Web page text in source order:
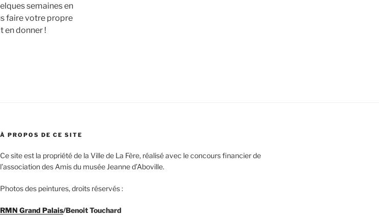
semaines en
faire votre propre
en donner !
À PROPOS DE CE SITE
Ce site est la propriété de la Ville de La Fère, réalisé avec le concours financier de
l’association des Amis du musée Jeanne d’Aboville.
Photos des peintures, droits réservés :
RMN Grand Palais/Benoit Touchard